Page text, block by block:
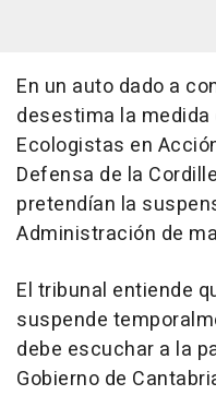
En un auto dado a
desestima la
Ecologistas en
Defensa de la
pretendían la
Administración de
El tribunal entiende
suspende
debe escuchar a la
Gobierno de